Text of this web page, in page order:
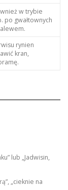
w trybie
po gwałtownych
rynien
kran,
lub „Jadwisin,
„cieknie na